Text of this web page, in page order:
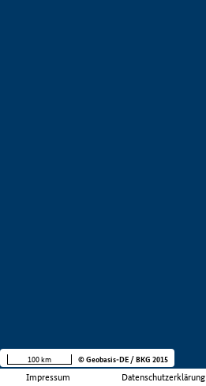
Impressum Datenschutzerklärung
100 km © Geobasis-DE / BKG 2015